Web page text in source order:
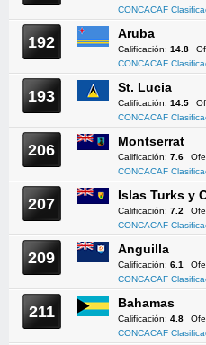
CONCACAF
192 Aruba
Calificación: 14.8
CONCACAF
193 St. Lucia
Calificación: 14.5
CONCACAF
206 Montserrat
Calificación: 7.6
CONCACAF
207 Islas Turks y
Calificación: 7.2
CONCACAF
209 Anguilla
Calificación: 6.1
CONCACAF
211 Bahamas
Calificación: 4.8
CONCACAF